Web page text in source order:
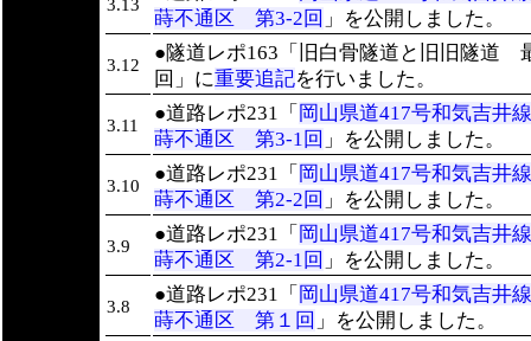
3.13
蒔不通区 第3-2回 」を公開しました。
3.12
●隧道レポ163「旧白骨隧道と旧旧隧道
回」に重要追記を行いました。
3.11
●道路レポ231「 岡山県道417号和気吉井
蒔不通区 第3-1回 」を公開しました。
3.10
●道路レポ231「 岡山県道417号和気吉井
蒔不通区 第2-2回 」を公開しました。
3.9
●道路レポ231「 岡山県道417号和気吉井
蒔不通区 第2-1回 」を公開しました。
3.8
●道路レポ231「 岡山県道417号和気吉井
蒔不通区 第１回 」を公開しました。